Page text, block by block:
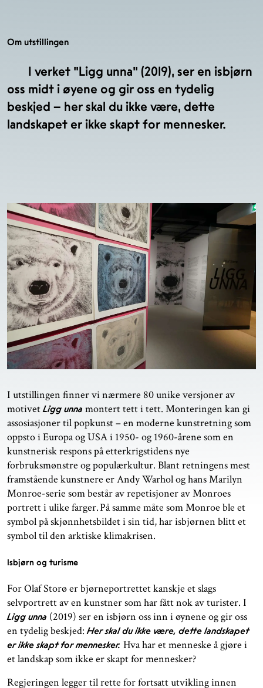
Om utstillingen
I verket "Ligg unna" (2019), ser en isbjørn
oss midt i øyene og gir oss en tydelig
beskjed – her skal du ikke være, dette
landskapet er ikke skapt for mennesker.
I utstillingen finner vi nærmere 80 unike versjoner av
motivetLigg unna montert tett i tett. Monteringen kan gi
assosiasjoner til popkunst – en moderne kunstretning som
oppsto i Europa og USA i 1950- og 1960-årene som en
kunstnerisk respons på etterkrigstidens nye
forbruksmønstre og populærkultur. Blant retningens mest
framstående kunstnere er Andy Warhol og hans Marilyn
Monroe-serie som består av repetisjoner av Monroes
portrett i ulike farger. På samme måte som Monroe ble et
symbol på skjønnhetsbildet i sin tid, har isbjørnen blitt et
symbol til den arktiske klimakrisen.
Isbjørn og turisme
For Olaf Storø er bjørneportrettet kanskje et slags
selvportrett av en kunstner som har fått nok av turister. I
Ligg unna (2019) ser en isbjørn oss inn i øynene og gir oss
en tydelig beskjed:Her skal du ikke være, dette landskapet
er ikke skapt for mennesker. Hva har et menneske å gjøre i
et landskap som ikke er skapt for mennesker?
Regjeringen legger til rette for fortsatt utvikling innen